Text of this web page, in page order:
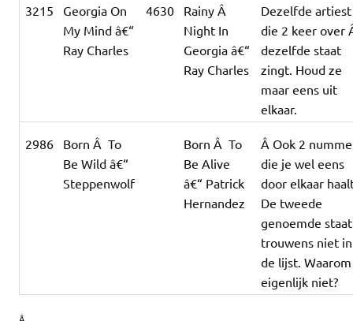
3215
Georgia On
My Mind â€“
Ray Charles
4630
Rainy Â
Night In
Georgia â€“
Ray Charles
Dezelfde artiest
die 2 keer over
dezelfde staat
zingt. Houd ze
maar eens uit
elkaar.
2986
Born Â To
Be Wild â€“
Steppenwolf
Born Â To
Be Alive
â€“ Patrick
Hernandez
Â Ook 2
die je wel eens
door elkaar
De tweede
genoemde staat
trouwens niet in
de lijst. Waarom
eigenlijk niet?